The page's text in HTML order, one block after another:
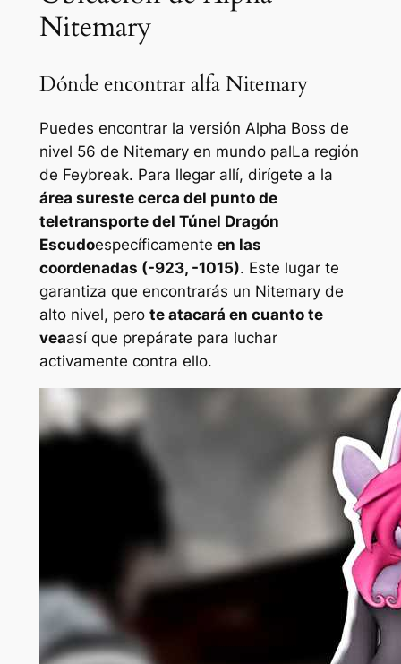
Nitemary
Dónde encontrar alfa Nitemary
Puedes encontrar la versión Alpha Boss de
nivel 56 de Nitemary en mundo palLa región
de Feybreak. Para llegar allí, dirígete a la
área sureste cerca del punto de
teletransporte del Túnel Dragón
Escudoespecíficamente en las
coordenadas (-923, -1015). Este lugar te
garantiza que encontrarás un Nitemary de
alto nivel, pero te atacará en cuanto te
veaasí que prepárate para luchar
activamente contra ello.